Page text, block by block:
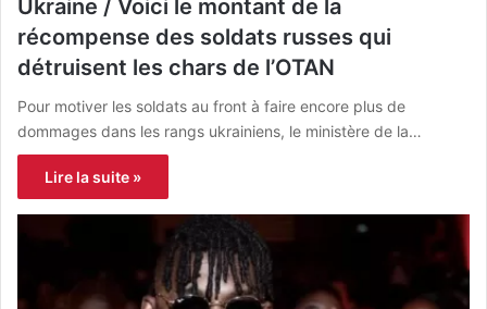
Ukraine / Voici le montant de la
récompense des soldats russes qui
détruisent les chars de l’OTAN
Pour motiver les soldats au front à faire encore plus de
dommages dans les rangs ukrainiens, le ministère de la…
Lire la suite »